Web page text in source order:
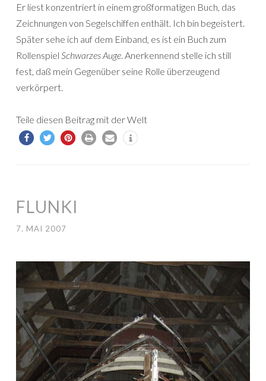
Er liest konzentriert in einem großformatigen Buch, das
Zeichnungen von Segelschiffen enthält. Ich bin begeistert.
Später sehe ich auf dem Einband, es ist ein Buch zum
Rollenspiel Schwarzes Auge . Anerkennend stelle ich still
fest, daß mein Gegenüber seine Rolle überzeugend
verkörpert.
Teile diesen Beitrag mit der Welt
FLUNKI
7. MAI 2007